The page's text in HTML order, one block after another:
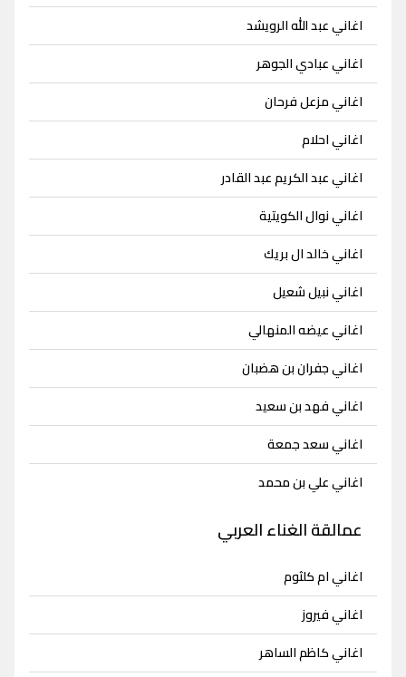
اغاني عبد الله الرويشد
اغاني عبادي الجوهر
اغاني مزعل فرحان
اغاني احلام
اغاني عبد الكريم عبد القادر
اغاني نوال الكويتية
اغاني خالد ال بريك
اغاني نبيل شعيل
اغاني عيضه المنهالي
اغاني جفران بن هضبان
اغاني فهد بن سعيد
اغاني سعد جمعة
اغاني علي بن محمد
عمالقة الغناء العربي
اغاني ام كلثوم
اغاني فيروز
اغاني كاظم الساهر